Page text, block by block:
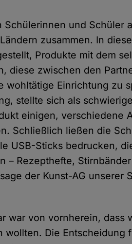
und Schüler
zusammen. In
Produkte mit dem
diese zwischen den
wohltätige Einrichtung zu
stellte sich als
einigen, verschiedene
Schließlich ließen die
USB-Sticks bedrucken,
– Rezepthefte,
der Kunst-AG unserer
war von vornherein, dass
wollten. Die Entscheidung